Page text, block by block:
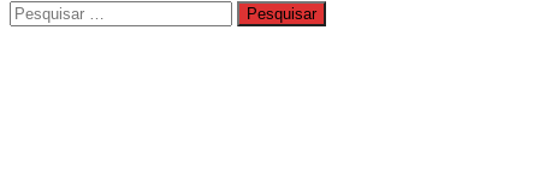
Pesquisar
por: